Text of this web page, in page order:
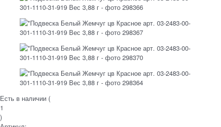
Есть в наличии (
1
)